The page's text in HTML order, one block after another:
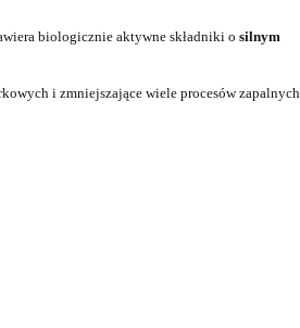
biologicznie aktywne składniki o silnym
i zmniejszające wiele procesów zapalnych.